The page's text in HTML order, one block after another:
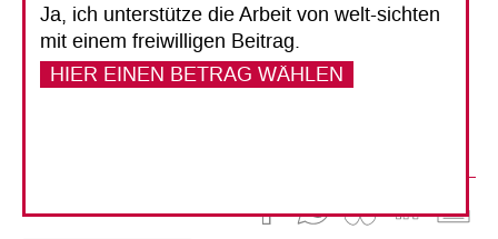
Europa exportiert einen Teil seiner
landwirtschaftlichen Überschüsse nach Afrika.
Ist das für die Landwirtschaft dort wirklich nur
Ja, ich unterstütze die Arbeit von welt-sichten
mit einem freiwilligen Beitrag.
HIER EINEN BETRAG WÄHLEN